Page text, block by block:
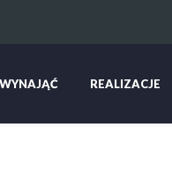
REALIZACJE